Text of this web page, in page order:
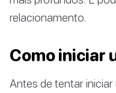
relacionamento.
Como iniciar
Antes de tentar